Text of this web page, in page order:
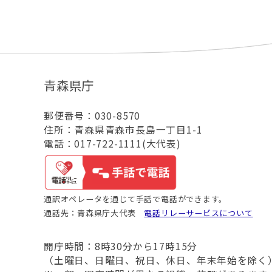
青森県庁
郵便番号：030-8570
住所：青森県青森市長島一丁目1-1
電話：017-722-1111(大代表)
通訳オペレータを通じて手話で電話ができます。
通話先：青森県庁大代表 電話リレーサービスについて
開庁時間：8時30分から17時15分
（土曜日、日曜日、祝日、休日、年末年始を除く